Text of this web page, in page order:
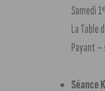
Samedi
La Table
Payant –
Séance